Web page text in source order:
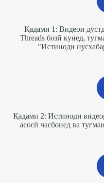
Қадами 1: Видеои
Threads бозӣ кунед,
"Истиноди
Қадами 2: Истиноди
асосӣ часбонед ва